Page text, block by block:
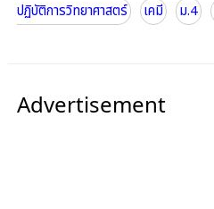
ปฏิบัติการวิทยาศาสตร์
เคมี ม.4
Advertisement